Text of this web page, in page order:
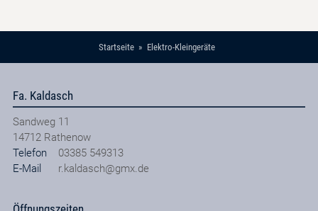
Startseite Elektro-Kleingeräte
Fa. Kaldasch
Sandweg 11
14712 Rathenow
Telefon
03385 549313
E-Mail
r.kaldasch@gmx.de